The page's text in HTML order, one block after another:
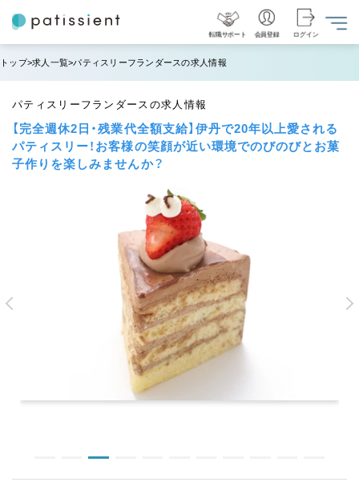
転職サポート 会員登録 ログイン
トップ 求人一覧 パティスリーフランダースの求人情報
パティスリーフランダースの求人情報
【完全週休2日・残業代全額支給】伊丹で20年以上愛される
パティスリー！お客様の笑顔が近い環境でのびのびとお菓
子作りを楽しみませんか？